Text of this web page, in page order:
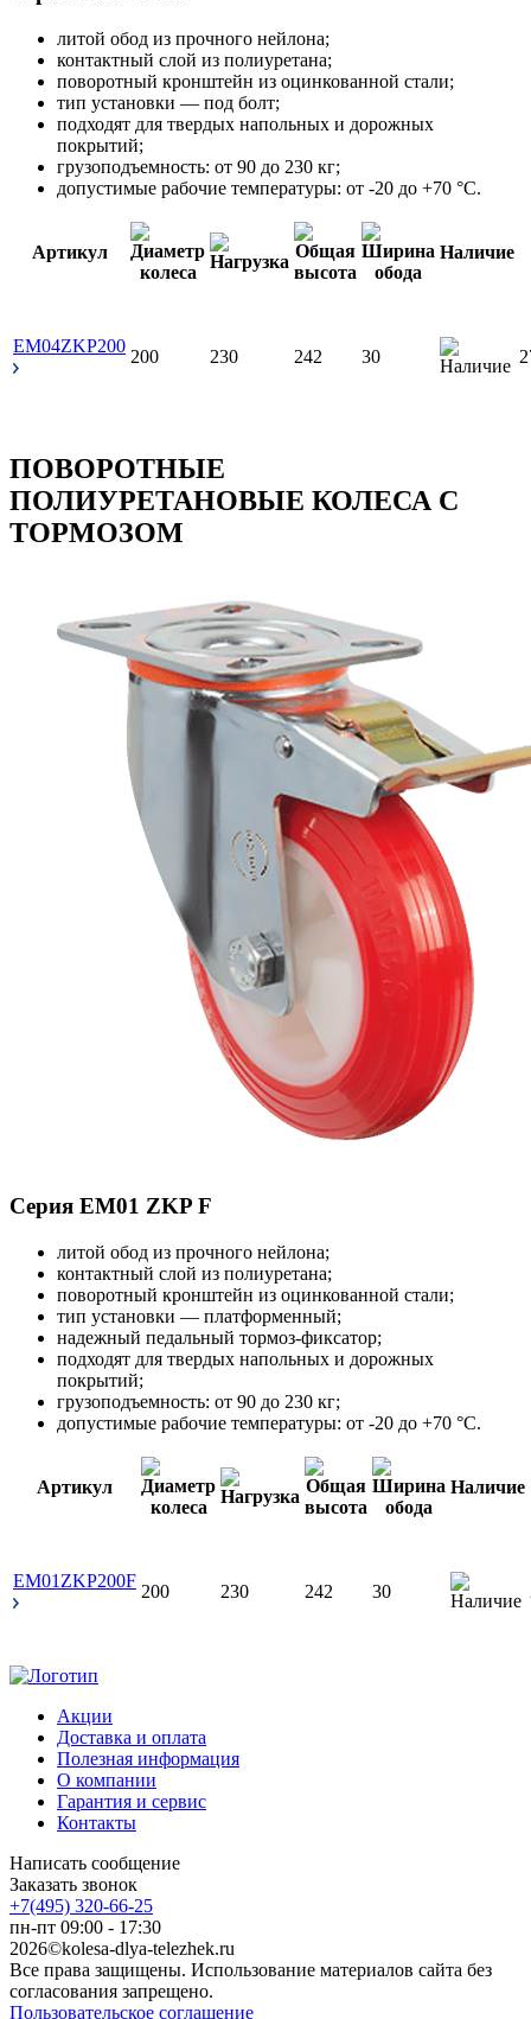
литой обод из прочного нейлона;
контактный слой из полиуретана;
поворотный кронштейн из оцинкованной стали;
тип установки — под болт;
подходят для твердых напольных и дорожных
покрытий;
грузоподъемность: от 90 до 230 кг;
допустимые рабочие температуры: от -20 до +70 °С.
Артикул Наличие
EM04ZKP200
200 230 242 30
ПОВОРОТНЫЕ
ПОЛИУРЕТАНОВЫЕ КОЛЕСА С
ТОРМОЗОМ
Серия EM01 ZKP F
литой обод из прочного нейлона;
контактный слой из полиуретана;
поворотный кронштейн из оцинкованной стали;
тип установки — платформенный;
надежный педальный тормоз-фиксатор;
подходят для твердых напольных и дорожных
покрытий;
грузоподъемность: от 90 до 230 кг;
допустимые рабочие температуры: от -20 до +70 °С.
Артикул Наличие
EM01ZKP200F
200 230 242 30
Акции
Доставка и оплата
Полезная информация
О компании
Гарантия и сервис
Контакты
Написать сообщение
Заказать звонок
+7(495) 320-66-25
пн-пт 09:00 - 17:30
2026©kolesa-dlya-telezhek.ru
Все права защищены. Использование материалов сайта без
согласования запрещено.
Пользовательское соглашение